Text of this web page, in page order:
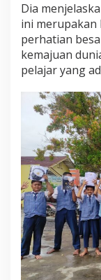
Dia
ini merupakan
perhatian
kemajuan
pelajar yang